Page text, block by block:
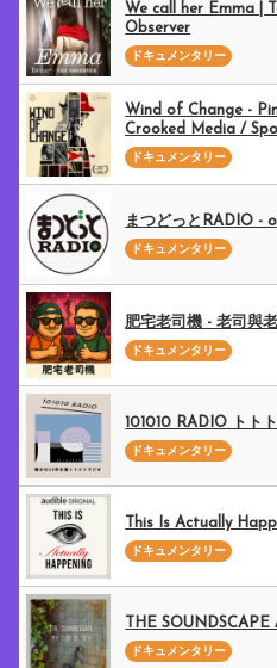
We call her Emma |
Observer
ドキュメンタリー
Wind of Change -
Crooked Media /
ドキュメンタリー
まつどっとRADIO -
ドキュメンタリー
肥宅老司機 - 老司與
ドキュメンタリー
101010 RADIO トト
ドキュメンタリー
This Is Actually
ドキュメンタリー
THE
ドキュメンタリー